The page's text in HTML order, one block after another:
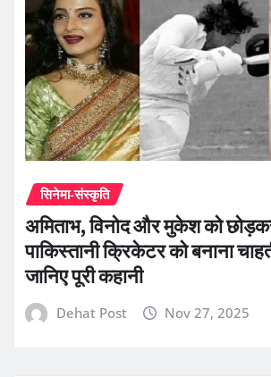
सिनेमा-संस्कृति
अमिताभ, विनोद और मुकेश को
पाकिस्तानी क्रिकेटर को बनाना
जानिए पूरी कहानी
Dehat Post Nov 27, 2025